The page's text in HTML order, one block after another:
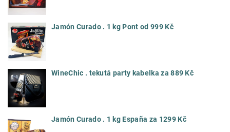
Jamón Curado . 1 kg Pont od 999 Kč
WineChic . tekutá party kabelka za 889 Kč
Jamón Curado . 1 kg España za 1299 Kč